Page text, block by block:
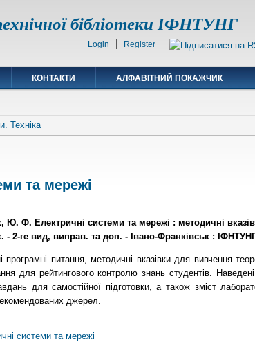
бібліотеки ІФНТУНГ
Login Register
КОНТАКТИ АЛФАВІТНИЙ ПОКАЖЧИК
Техніка
та мережі
Ю. Ф. Електричні системи та мережі : методичні
- 2-ге вид, виправ. та доп. - Івано-Франківськ :
програмні питання, методичні вказівки для вивчення
для рейтингового контролю знань студентів. Наведені
для самостійної підготовки, а також зміст
джерел.
системи та мережі